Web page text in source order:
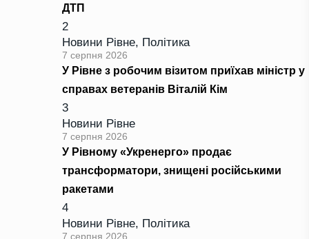
ДТП
2
Новини Рівне, Політика
7 серпня 2026
У Рівне з робочим візитом приїхав міністр у
справах ветеранів Віталій Кім
3
Новини Рівне
7 серпня 2026
У Рівному «Укренерго» продає
трансформатори, знищені російськими
ракетами
4
Новини Рівне, Політика
7 серпня 2026